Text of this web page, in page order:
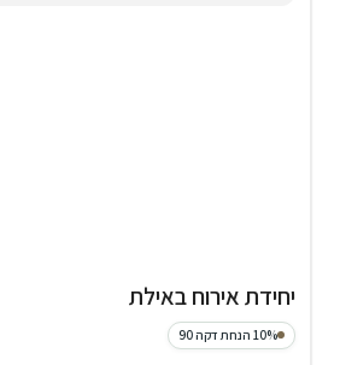
יחידת אירוח באילת
10% הנחת דקה 90